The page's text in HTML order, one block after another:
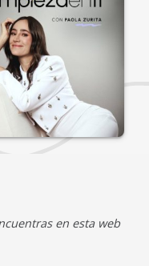
en esta web